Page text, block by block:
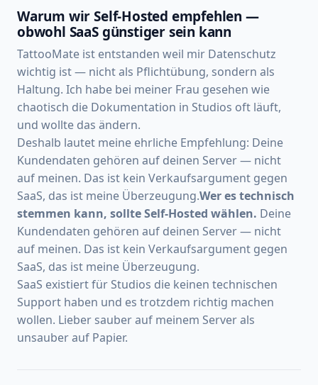
Warum wir Self-Hosted empfehlen —
obwohl SaaS günstiger sein kann
TattooMate ist entstanden weil mir Datenschutz
wichtig ist — nicht als Pflichtübung, sondern als
Haltung. Ich habe bei meiner Frau gesehen wie
chaotisch die Dokumentation in Studios oft läuft,
und wollte das ändern.
Deshalb lautet meine ehrliche Empfehlung: Deine
Kundendaten gehören auf deinen Server — nicht
auf meinen. Das ist kein Verkaufsargument gegen
SaaS, das ist meine Überzeugung.Wer es technisch
stemmen kann, sollte Self-Hosted wählen. Deine
Kundendaten gehören auf deinen Server — nicht
auf meinen. Das ist kein Verkaufsargument gegen
SaaS, das ist meine Überzeugung.
SaaS existiert für Studios die keinen technischen
Support haben und es trotzdem richtig machen
wollen. Lieber sauber auf meinem Server als
unsauber auf Papier.